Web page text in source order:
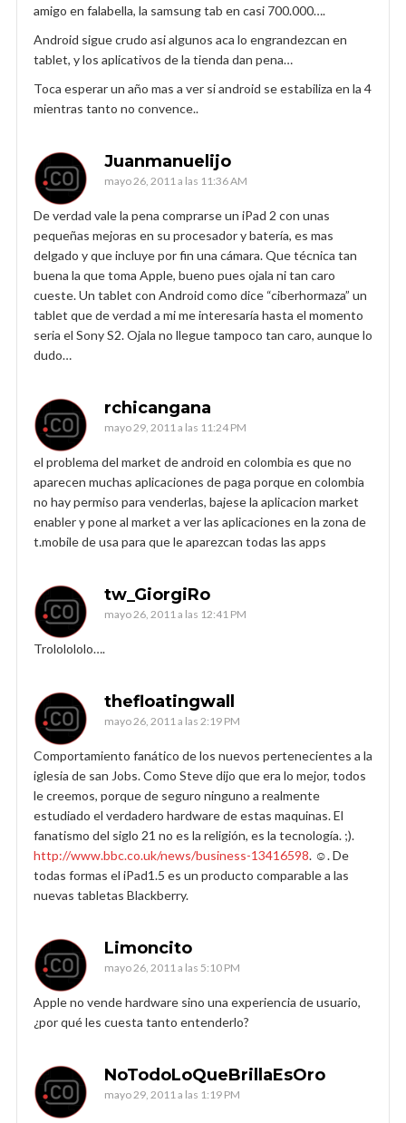
amigo en falabella, la samsung tab en casi 700.000….
Android sigue crudo asi algunos aca lo engrandezcan en
tablet, y los aplicativos de la tienda dan pena…
Toca esperar un año mas a ver si android se estabiliza en la 4
mientras tanto no convence..
Juanmanuelijo
mayo 26, 2011 a las 11:36 AM
De verdad vale la pena comprarse un iPad 2 con unas
pequeñas mejoras en su procesador y batería, es mas
delgado y que incluye por fin una cámara. Que técnica tan
buena la que toma Apple, bueno pues ojala ni tan caro
cueste. Un tablet con Android como dice “ciberhormaza” un
tablet que de verdad a mi me interesaría hasta el momento
seria el Sony S2. Ojala no llegue tampoco tan caro, aunque lo
dudo…
rchicangana
mayo 29, 2011 a las 11:24 PM
el problema del market de android en colombia es que no
aparecen muchas aplicaciones de paga porque en colombia
no hay permiso para venderlas, bajese la aplicacion market
enabler y pone al market a ver las aplicaciones en la zona de
t.mobile de usa para que le aparezcan todas las apps
tw_GiorgiRo
mayo 26, 2011 a las 12:41 PM
Trololololo….
thefloatingwall
mayo 26, 2011 a las 2:19 PM
Comportamiento fanático de los nuevos pertenecientes a la
iglesia de san Jobs. Como Steve dijo que era lo mejor, todos
le creemos, porque de seguro ninguno a realmente
estudiado el verdadero hardware de estas maquinas. El
fanatismo del siglo 21 no es la religión, es la tecnología. ;).
http://www.bbc.co.uk/news/business-13416598. ☺. De
todas formas el iPad1.5 es un producto comparable a las
nuevas tabletas Blackberry.
Limoncito
mayo 26, 2011 a las 5:10 PM
Apple no vende hardware sino una experiencia de usuario,
¿por qué les cuesta tanto entenderlo?
NoTodoLoQueBrillaEsOro
mayo 29, 2011 a las 1:19 PM